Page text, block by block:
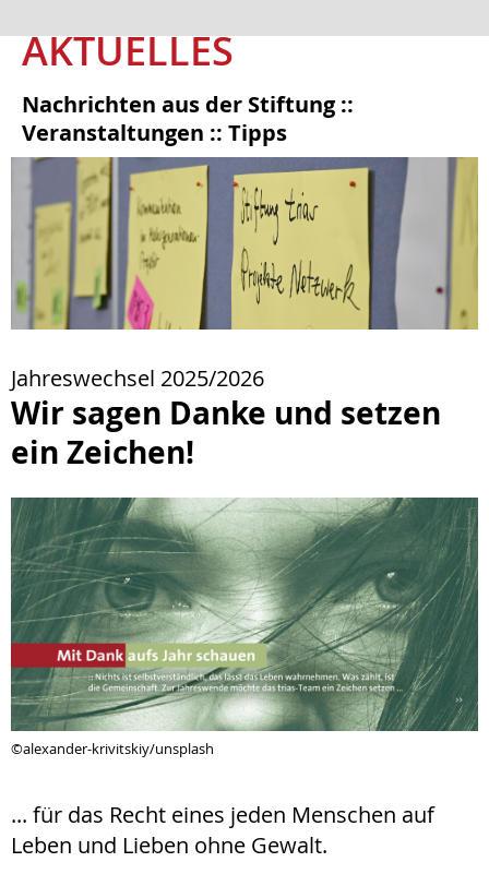
AKTUELLES
Nachrichten aus der Stiftung ::
Veranstaltungen :: Tipps
Jahreswechsel 2025/2026
Wir sagen Danke und setzen
ein Zeichen!
©alexander-krivitskiy/unsplash
... für das Recht eines jeden Menschen auf
Leben und Lieben ohne Gewalt.